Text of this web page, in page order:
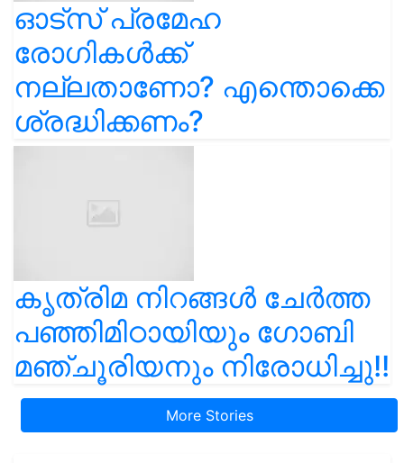
ഓട്സ് പ്രമേഹ
രോഗികൾക്ക്
നല്ലതാണോ? എന്തൊക്കെ
ശ്രദ്ധിക്കണം?
കൃത്രിമ നിറങ്ങൾ ചേർത്ത
പഞ്ഞിമിഠായിയും ഗോബി
മഞ്ചൂരിയനും നിരോധിച്ചു!!
More Stories